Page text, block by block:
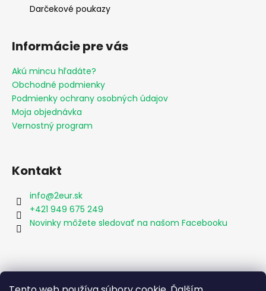
Darčekové poukazy
Informácie pre vás
Akú mincu hľadáte?
Obchodné podmienky
Podmienky ochrany osobných údajov
Moja objednávka
Vernostný program
Kontakt
info@2eur.sk
+421 949 675 249
Novinky môžete sledovať na našom Facebooku